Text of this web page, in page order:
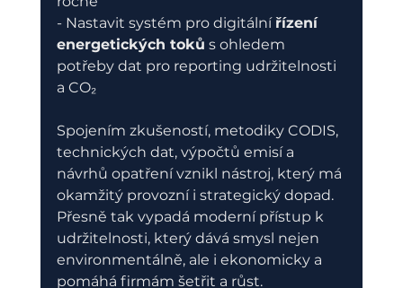
- Nastavit systém pro digitální řízení
energetických toků s ohledem
potřeby dat pro reporting udržitelnosti
a CO₂
Spojením zkušeností, metodiky CODIS,
technických dat, výpočtů emisí a
návrhů opatření vznikl nástroj, který má
okamžitý provozní i strategický dopad.
Přesně tak vypadá moderní přístup k
udržitelnosti, který dává smysl nejen
environmentálně, ale i ekonomicky a
pomáhá firmám šetřit a růst.